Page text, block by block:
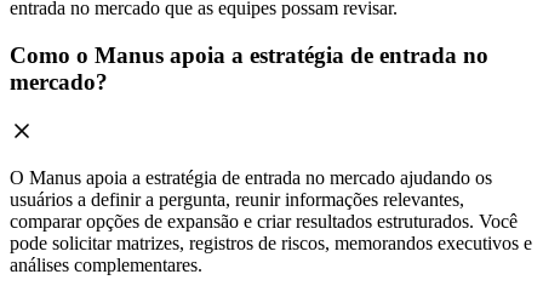
entrada no mercado que as equipes possam revisar.
Como o Manus apoia a estratégia de entrada no
mercado?
O Manus apoia a estratégia de entrada no mercado ajudando os
usuários a definir a pergunta, reunir informações relevantes,
comparar opções de expansão e criar resultados estruturados. Você
pode solicitar matrizes, registros de riscos, memorandos executivos e
análises complementares.